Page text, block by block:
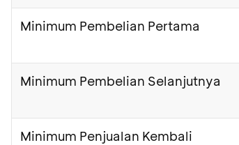
Minimum Pembelian Pertama
Minimum Pembelian Selanjutnya
Minimum Penjualan Kembali